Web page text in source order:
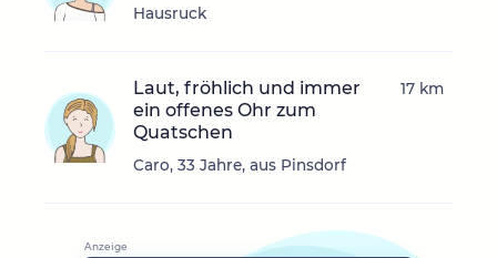
Hausruck
Laut, fröhlich und immer
ein offenes Ohr zum
Quatschen
Caro, 33 Jahre, aus Pinsdorf
17 km